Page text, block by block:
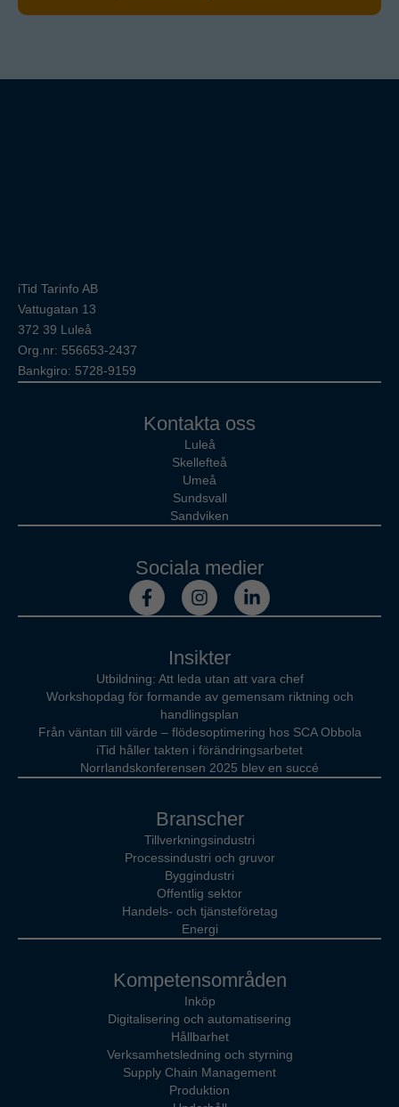
iTid Tarinfo AB
Vattugatan 13
372 39 Luleå
Org.nr: 556653-2437
Bankgiro: 5728-9159
Kontakta oss
Luleå
Skellefteå
Umeå
Sundsvall
Sandviken
Branscher
Tillverkningsindustri
Processindustri och gruvor
Byggindustri
Offentlig sektor
Handels- och tjänsteföretag
Energi
Kompetensområden
Inköp
Digitalisering och automatisering
Hållbarhet
Verksamhetsledning och styrning
Supply Chain Management
Produktion
Insikter
Utbildning: Att leda utan att vara chef
Workshopdag för formande av gemensam riktning och
handlingsplan
Från väntan till värde – flödesoptimering hos SCA Obbola
iTid håller takten i förändringsarbetet
Norrlandskonferensen 2025 blev en succé
Sociala medier